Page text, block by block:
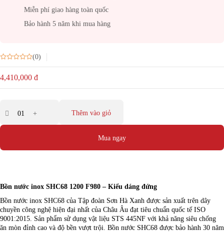
Miễn phí giao hàng toàn quốc
Bảo hành 5 năm khi mua hàng
(0)
4,410,000 đ
Thêm vào giỏ
Mua ngay
Bồn nước inox SHC68 1200 F980 – Kiểu dáng đứng
Bồn nước inox SHC68 của Tập đoàn Sơn Hà Xanh được sản xuất trên dây
chuyền công nghệ hiện đại nhất của Châu Âu đạt tiêu chuẩn quốc tế ISO
9001:2015. Sản phẩm sử dụng vật liệu STS 445NF với khả năng siêu chống
ăn mòn đỉnh cao và độ bền vượt trội. Bồn nước SHC68 được bảo hành 30 năm